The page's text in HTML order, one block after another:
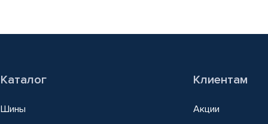
Каталог
Шины
Клиентам
Акции